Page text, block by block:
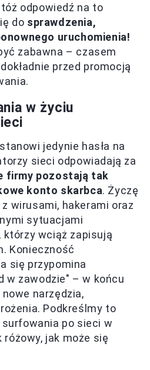
odpowiedź na to
do sprawdzenia,
uruchomienia!
zabawna – czasem
przed promocją
w życiu
jedynie hasła na
sieci odpowiadają za
firmy pozostają tak
konto skarbca. Życzę
wirusami, hakerami oraz
sytuacjami
którzy wciąż zapisują
Konieczność
się przypomina
w zawodzie" – w końcu
narzędzia,
Podkreślmy to
surfowania po sieci w
jak może się